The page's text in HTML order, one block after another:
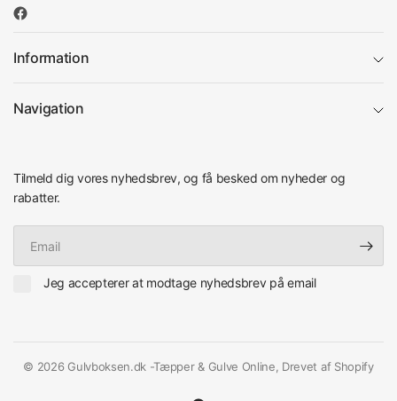
Information
Navigation
Tilmeld dig vores nyhedsbrev, og få besked om nyheder og
rabatter.
Jeg accepterer at modtage nyhedsbrev på email
© 2026 Gulvboksen.dk -Tæpper & Gulve Online, Drevet af Shopify